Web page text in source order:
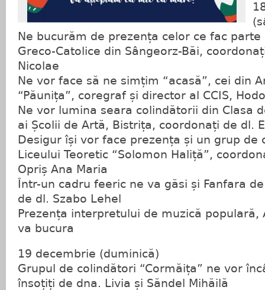
Ne bucurăm de prezența celor ce fac parte
Greco-Catolice din Sângeorz-Băi,
Nicolae
Ne vor face să ne simțim “acasă”, cei din
“Păunița”, coregraf și director al CCIS,
Ne vor lumina seara colindătorii din Clasa
ai Școlii de Artă, Bistrița, coordonați de dl.
Desigur își vor face prezența și un grup de
Liceului Teoretic “Solomon Haliță”,
Opriș Ana Maria
Într-un cadru feeric ne va găsi și Fanfara
de dl. Szabo Lehel
Prezența interpretului de muzică populară,
va bucura
19 decembrie (duminică)
Grupul de colindători “Cormăița” ne vor
însoțiți de dna. Livia și Săndel Mihăilă